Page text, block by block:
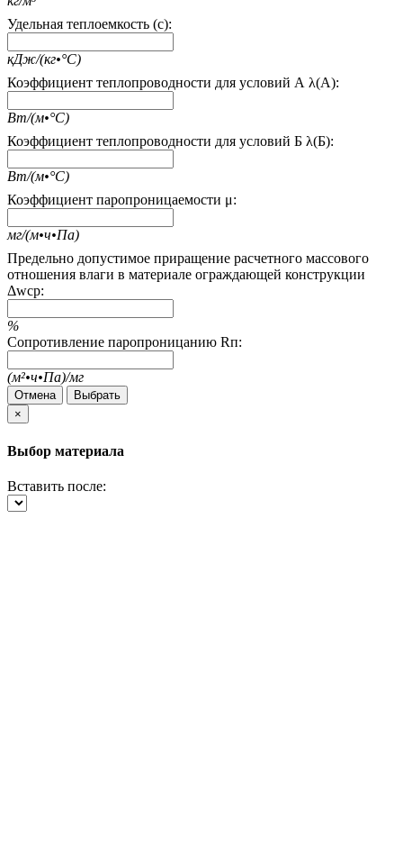
Удельная теплоемкость (c):
кДж/(кг•°С)
Коэффициент теплопроводности для условий А λ(А):
Вт/(м•°С)
Коэффициент теплопроводности для условий Б λ(Б):
Вт/(м•°С)
Коэффициент паропроницаемости μ:
мг/(м•ч•Па)
Предельно допустимое приращение расчетного массового
отношения влаги в материале ограждающей конструкции
Δwcp:
%
Сопротивление паропроницанию Rп:
(м²•ч•Па)/мг
Отмена
Выбрать
×
Выбор материала
Вставить после: